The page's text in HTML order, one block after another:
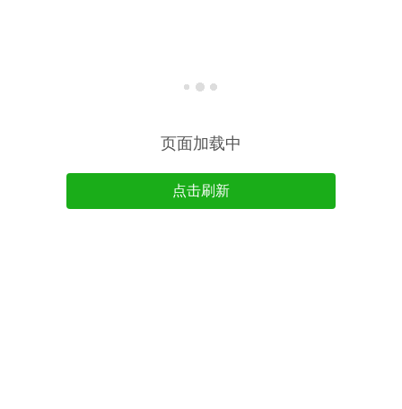
页面加载中
点击刷新